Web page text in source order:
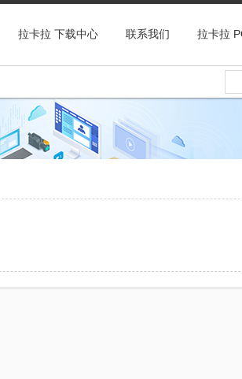
拉卡拉 下载中心 联系我们 拉卡拉